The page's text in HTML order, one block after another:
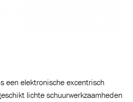
een elektronische excentrisch
lichte schuurwerkzaamheden